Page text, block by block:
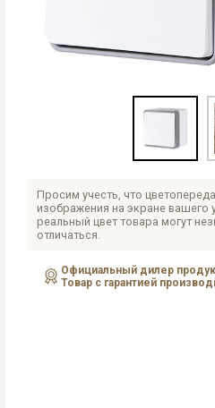
Просим учесть, что
изображения на экране вашего
реальный цвет товара могут
отличаться.
Официальный дилер
Товар с гарантией